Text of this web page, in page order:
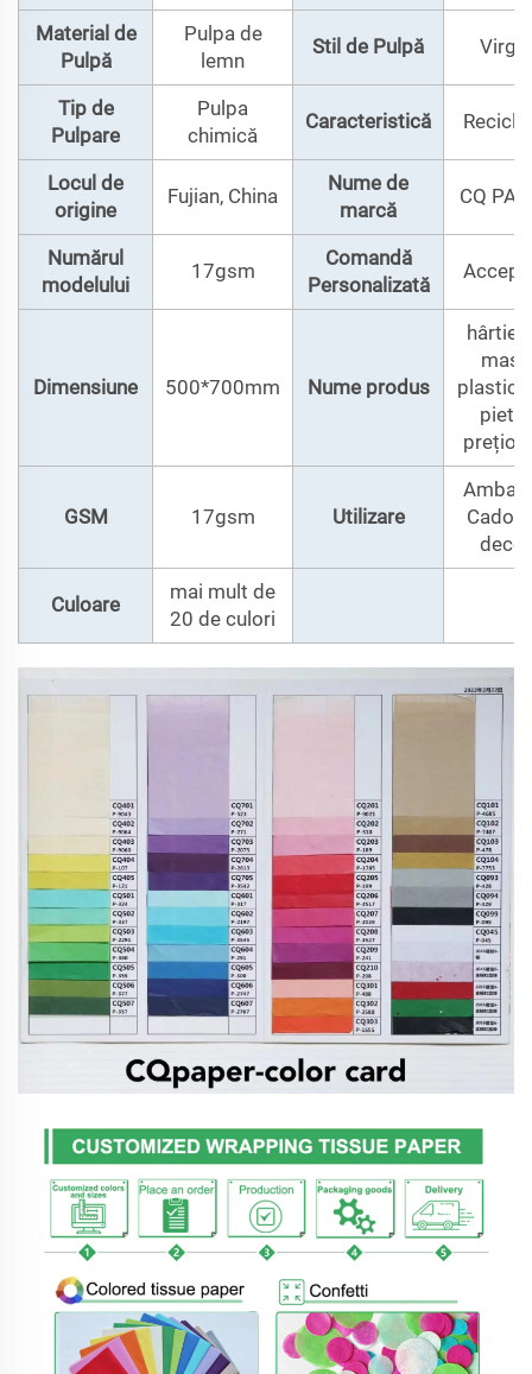
Material de
Pulpă
Pulpa de
lemn
Stil de Pulpă Virgin
Tip de
Pulpare
Pulpa
chimică
Caracteristică
Locul de
origine
Fujian, China
Nume de
marcă
CQ
Numărul
modelului
17gsm
Comandă
Personalizată
Dimensiune 500*700mm Nume produs
hârtie
mase
plastice
pietre
GSM 17gsm Utilizare
Cadou
decor
Culoare
mai mult de
20 de culori